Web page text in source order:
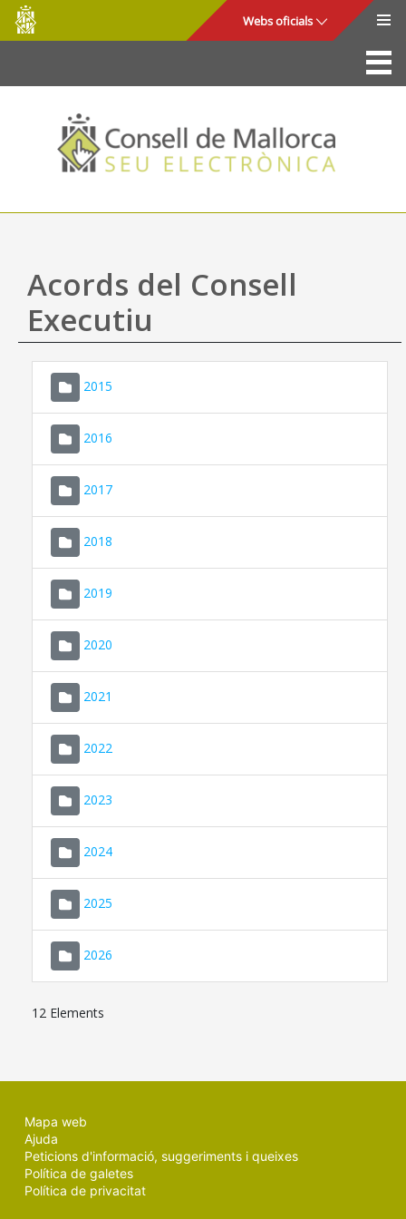
Salta al contingut principal
Consell
de
Mallorca
Webs oficials
La Seu
Consell de Mallorca
Accés i seguretat
Utilitats
Ajuda
Acords del Consell
Executiu
2015
2016
2017
2018
2019
2020
2021
2022
2023
2024
2025
2026
12 Elements
Mapa web
Ajuda
Peticions d'informació, suggeriments i queixes
Política de galetes
Política de privacitat